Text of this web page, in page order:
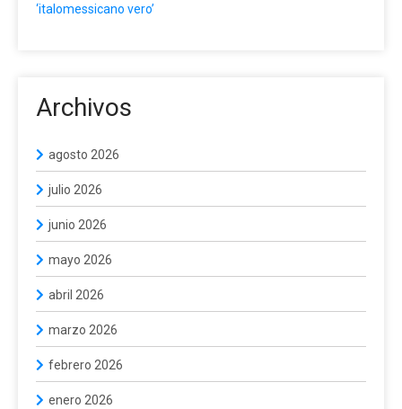
‘italomessicano vero’
Archivos
agosto 2026
julio 2026
junio 2026
mayo 2026
abril 2026
marzo 2026
febrero 2026
enero 2026